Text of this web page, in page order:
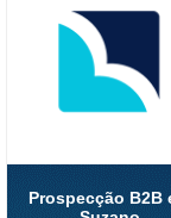
Prospecção B2B